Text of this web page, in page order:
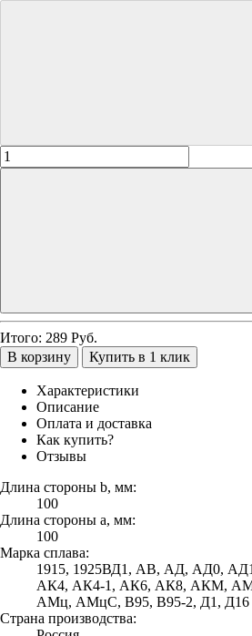
Итого: 289 Руб.
В корзину
Купить в 1 клик
Характеристики
Описание
Оплата и доставка
Как купить?
Отзывы
Длина стороны b, мм:
100
Длина стороны а, мм:
100
Марка сплава:
1915, 1925ВД1, АВ, АД, АД0,
АК4, АК4-1, АК6, АК8, АКМ,
АМц, АМцС, В95, В95-2, Д1, Д16
Страна производства: